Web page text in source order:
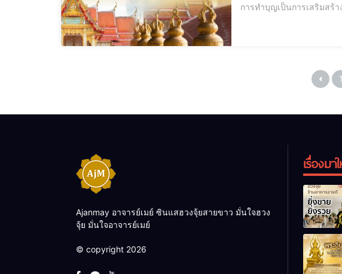
การทำบุญเป็นการเสริมสร้
1
Ajanmay อาจารย์เมย์ ซินแสฮวงจุ้ยสายขาว มั่นใจฮวง
จุ้ย มั่นใจอาจารย์เมย์
© copyright 2026
เรื่องมา